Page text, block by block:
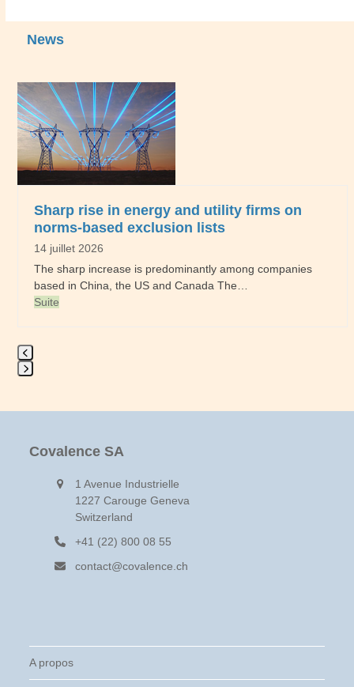
News
Use
the
left
and
right
arrow
keys
access
carousel
navigation
buttons
Sharp rise in energy and utility firms on
norms-based exclusion lists
14 juillet 2026
The sharp increase is predominantly among companies
based in China, the US and Canada The…
Suite
Covalence SA
1 Avenue Industrielle
1227 Carouge Geneva
Switzerland
+41 (22) 800 08 55
contact@covalence.ch
A propos